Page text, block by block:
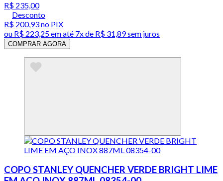
R$ 235,00
Desconto
R$ 200,93no PIX
ou R$ 223,25em até 7x de R$ 31,89 sem juros
COMPRAR AGORA
COPO STANLEY QUENCHER VERDE BRIGHT LIME